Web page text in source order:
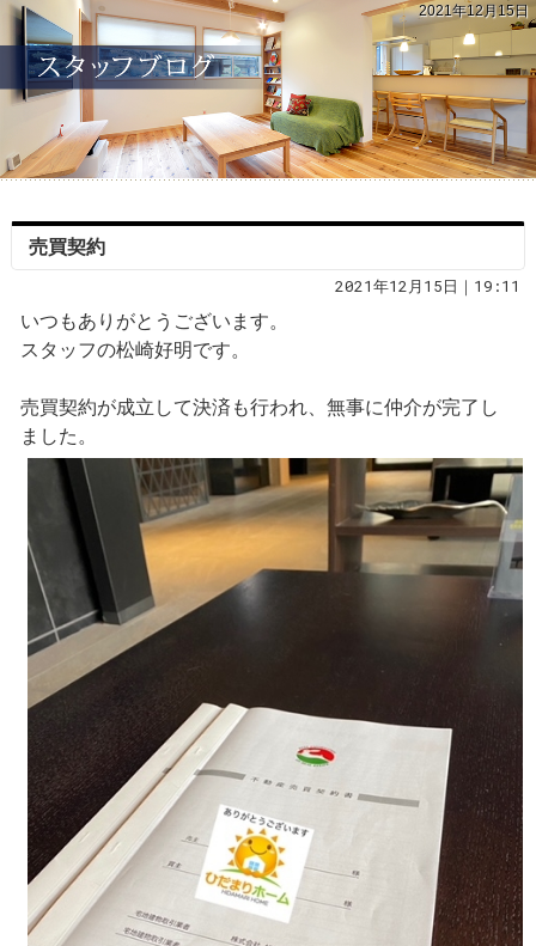
2021年12月15日
売買契約
2021年12月15日｜19:11
いつもありがとうございます。
スタッフの松崎好明です。
売買契約が成立して決済も行われ、無事に仲介が完了し
ました。